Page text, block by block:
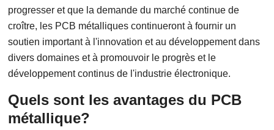
progresser et que la demande du marché continue de
croître, les PCB métalliques continueront à fournir un
soutien important à l'innovation et au développement dans
divers domaines et à promouvoir le progrès et le
développement continus de l'industrie électronique.
Quels sont les avantages du PCB
métallique?